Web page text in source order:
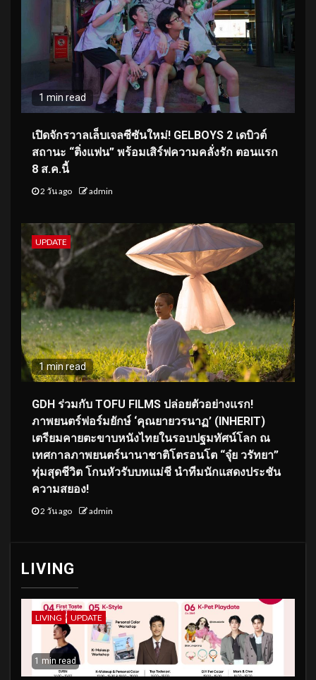
1 min read
เปิดจักรวาลเล็บเจลซีซันใหม่! GELBOYS 2 เดบิวต์
สถานะ “ติ่งแฟน” พร้อมเสิร์ฟความคลั่งรัก ตอนแรก
8 ส.ค.นี้
2 วัน ago admin
UPDATE
1 min read
GDH ร่วมกับ TOFU FILMS ปล่อยตัวอย่างแรก!
ภาพยนตร์ฟอร์มยักษ์ ‘คุณยายวรนาฏ’ (INHERIT)
เตรียมคายตะขาบหนังไทยในรอบปฐมทัศน์โลก ณ
เทศกาลภาพยนตร์นานาชาติโตรอนโต “จุ๋ย วรัทยา”
ทุ่มสุดชีวิต โกนหัวรับบทแม่ชี นำทีมนักแสดงประชัน
ความสยอง!
2 วัน ago admin
LIVING
LIVING UPDATE
1 min read